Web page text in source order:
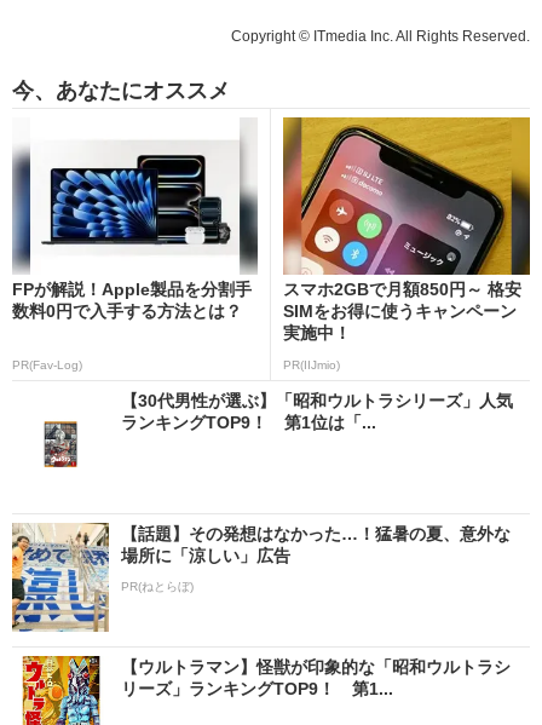
Copyright © ITmedia Inc. All Rights Reserved.
今、あなたにオススメ
FPが解説！Apple製品を分割手
数料0円で入手する方法とは？
PR(Fav-Log)
スマホ2GBで月額850円～ 格安
SIMをお得に使うキャンペーン
実施中！
PR(IIJmio)
【30代男性が選ぶ】「昭和ウルトラシリーズ」人気
ランキングTOP9！ 第1位は「...
【話題】その発想はなかった…！猛暑の夏、意外な
場所に「涼しい」広告
PR(ねとらぼ)
【ウルトラマン】怪獣が印象的な「昭和ウルトラシ
リーズ」ランキングTOP9！ 第1...